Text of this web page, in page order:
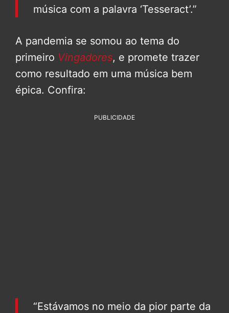
música com a palavra ‘Tesseract’.”
A pandemia se somou ao tema do
primeiro Vingadores, e promete trazer
como resultado em uma música bem
épica. Confira:
PUBLICIDADE
“Estávamos no meio da pior parte da